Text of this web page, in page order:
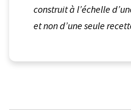
construit à l’échelle
et non d’une seule